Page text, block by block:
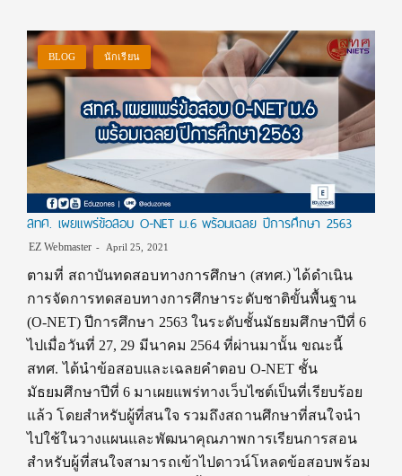
BLOG นักเรียน
สทศ. เผยแพร่ข้อสอบ O-NET ม.6 พร้อมเฉลย ปีการศึกษา 2563
EZ Webmaster April 25, 2021
ตามที่ สถาบันทดสอบทางการศึกษา (สทศ.) ได้ดำเนิน
การจัดการทดสอบทางการศึกษาระดับชาติขั้นพื้นฐาน
(O-NET) ปีการศึกษา 2563 ในระดับชั้นมัธยมศึกษาปีที่ 6
ไปเมื่อวันที่ 27, 29 มีนาคม 2564 ที่ผ่านมานั้น ขณะนี้
สทศ. ได้นำข้อสอบและเฉลยคำตอบ O-NET ชั้น
มัธยมศึกษาปีที่ 6 มาเผยแพร่ทางเว็บไซต์เป็นที่เรียบร้อย
แล้ว โดยสำหรับผู้ที่สนใจ รวมถึงสถานศึกษาที่สนใจนำ
ไปใช้ในวางแผนและพัฒนาคุณภาพการเรียนการสอน
สำหรับผู้ที่สนใจสามารถเข้าไปดาวน์โหลดข้อสอบพร้อม